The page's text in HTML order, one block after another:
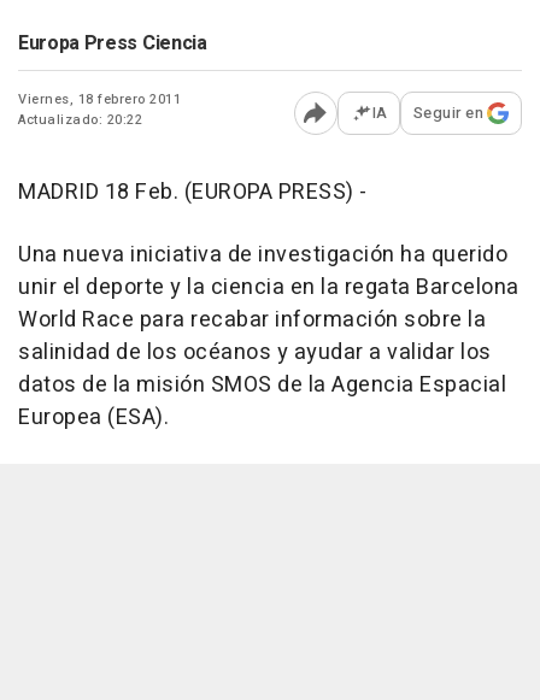
Europa Press Ciencia
Viernes, 18 febrero 2011
Actualizado: 20:22
Abrir opciones para
IA Seguir en
MADRID 18 Feb. (EUROPA PRESS) -
Una nueva iniciativa de investigación ha querido
unir el deporte y la ciencia en la regata Barcelona
World Race para recabar información sobre la
salinidad de los océanos y ayudar a validar los
datos de la misión SMOS de la Agencia Espacial
Europea (ESA).